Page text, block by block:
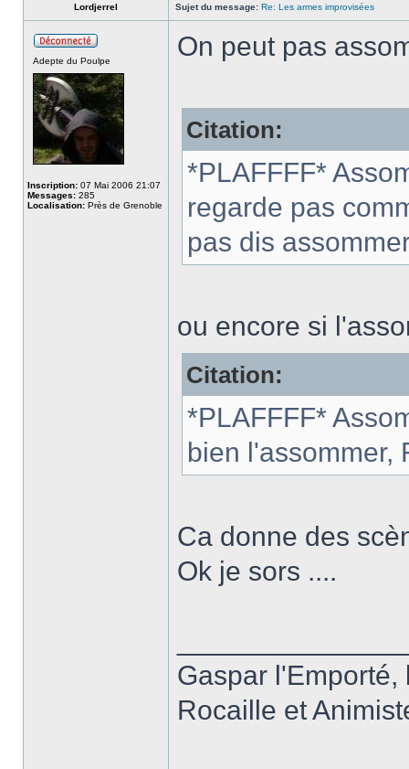
Lordjerrel Sujet du message: Re: Les armes improvisées
Adepte du Poulpe
Inscription: 07 Mai 2006 21:07
Messages: 285
Localisation: Près de Grenoble
On peut pas
Citation:
*PLAFFFF*
regarde pas
pas dis
ou encore si
Citation:
*PLAFFFF*
bien l'assommer,
Ca donne des
Ok je sors ....
Gaspar
Rocaille et